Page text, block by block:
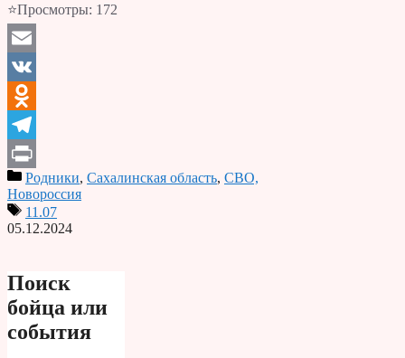
⭐Просмотры: 172
Email
VK
Odnoklassniki
Telegram
PrintРодники, Сахалинская область, СВО,
Новороссия
11.07
05.12.2024
Поиск
бойца или
события